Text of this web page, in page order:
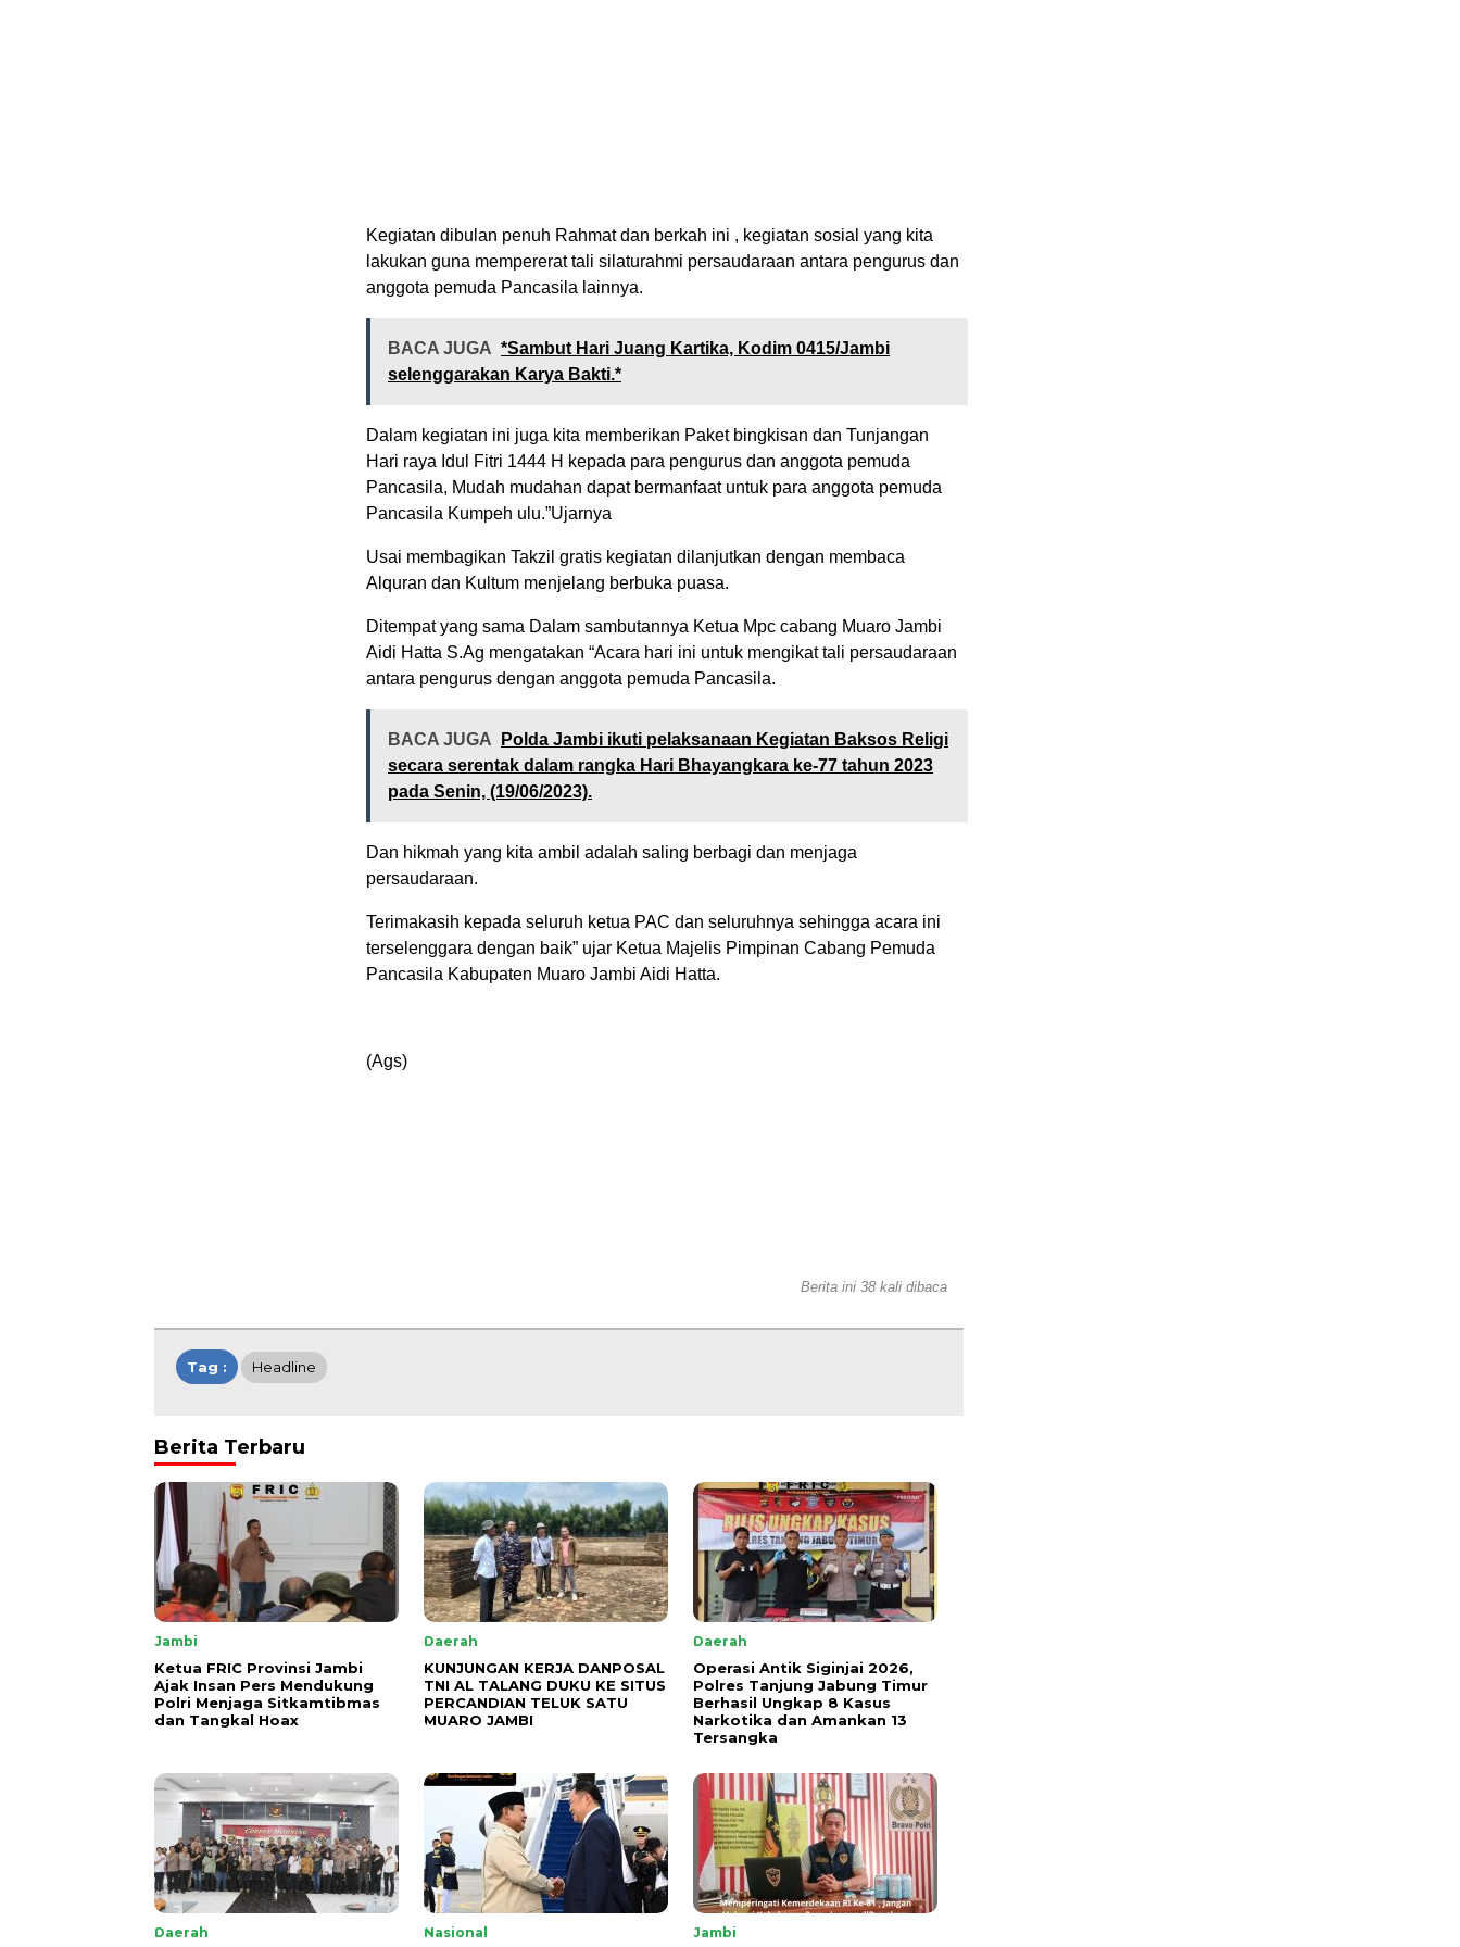
Kegiatan dibulan penuh Rahmat dan berkah ini , kegiatan sosial yang kita
lakukan guna mempererat tali silaturahmi persaudaraan antara pengurus dan
anggota pemuda Pancasila lainnya.
BACA JUGA *Sambut Hari Juang Kartika, Kodim 0415/Jambi
selenggarakan Karya Bakti.*
Dalam kegiatan ini juga kita memberikan Paket bingkisan dan Tunjangan
Hari raya Idul Fitri 1444 H kepada para pengurus dan anggota pemuda
Pancasila, Mudah mudahan dapat bermanfaat untuk para anggota pemuda
Pancasila Kumpeh ulu.”Ujarnya
Usai membagikan Takzil gratis kegiatan dilanjutkan dengan membaca
Alquran dan Kultum menjelang berbuka puasa.
Ditempat yang sama Dalam sambutannya Ketua Mpc cabang Muaro Jambi
Aidi Hatta S.Ag mengatakan “Acara hari ini untuk mengikat tali persaudaraan
antara pengurus dengan anggota pemuda Pancasila.
BACA JUGA
Polda Jambi ikuti pelaksanaan Kegiatan Baksos Religi
secara serentak dalam rangka Hari Bhayangkara ke-77 tahun 2023
pada Senin, (19/06/2023).
Dan hikmah yang kita ambil adalah saling berbagi dan menjaga
persaudaraan.
Terimakasih kepada seluruh ketua PAC dan seluruhnya sehingga acara ini
terselenggara dengan baik” ujar Ketua Majelis Pimpinan Cabang Pemuda
Pancasila Kabupaten Muaro Jambi Aidi Hatta.
(Ags)
Berita ini 38 kali dibaca
Tag : Headline
Berita Terbaru
Jambi
Ketua FRIC Provinsi Jambi
Ajak Insan Pers Mendukung
Polri Menjaga Sitkamtibmas
dan Tangkal Hoax
Daerah
KUNJUNGAN KERJA DANPOSAL
TNI AL TALANG DUKU KE SITUS
PERCANDIAN TELUK SATU
MUARO JAMBI
Daerah
Operasi Antik Siginjai 2026,
Polres Tanjung Jabung Timur
Berhasil Ungkap 8 Kasus
Narkotika dan Amankan 13
Tersangka
Daerah Nasional Jambi